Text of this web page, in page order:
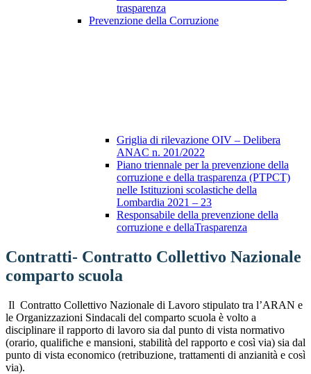
trasparenza
Prevenzione della Corruzione
Griglia di rilevazione OIV – Delibera
ANAC n. 201/2022
Piano triennale per la prevenzione della
corruzione e della trasparenza (PTPCT)
nelle Istituzioni scolastiche della
Lombardia 2021 – 23
Responsabile della prevenzione della
corruzione e dellaTrasparenza
Contratti- Contratto Collettivo Nazionale
comparto scuola
Il Contratto Collettivo Nazionale di Lavoro stipulato tra l’ARAN e
le Organizzazioni Sindacali del comparto scuola è volto a
disciplinare il rapporto di lavoro sia dal punto di vista normativo
(orario, qualifiche e mansioni, stabilità del rapporto e così via) sia dal
punto di vista economico (retribuzione, trattamenti di anzianità e così
via).